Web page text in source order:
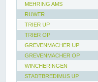
MEHRING AMS
RUWER
TRIER UP
TRIER OP
GREVENMACHER UP
GREVENMACHER OP
WINCHERINGEN
STADTBREDIMUS UP